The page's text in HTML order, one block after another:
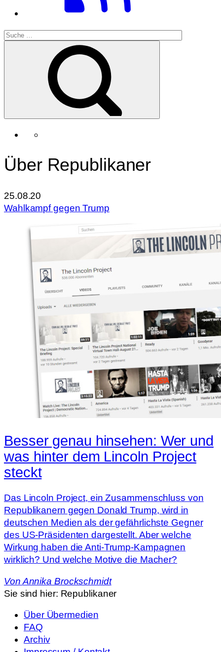
Über Republikaner
25.08.20
Wahlkampf gegen Trump
Besser genau hinsehen: Wer und
was hinter dem Lincoln Project
steckt
Das Lincoln Project, ein Zusammenschluss von
Republikanern gegen Donald Trump, wird in
deutschen Medien als der gefährlichste Gegner
des US-Präsidenten dargestellt. Aber welche
Wirkung haben die Anti-Trump-Kampagnen
wirklich? Und welche Motive die Macher?
Von Annika Brockschmidt
Sie sind hier: Republikaner
Über Übermedien
FAQ
Archiv